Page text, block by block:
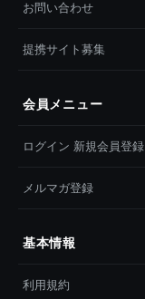
お問い合わせ
提携サイト募集
会員メニュー
ログイン 新規会員登録
メルマガ登録
基本情報
利用規約